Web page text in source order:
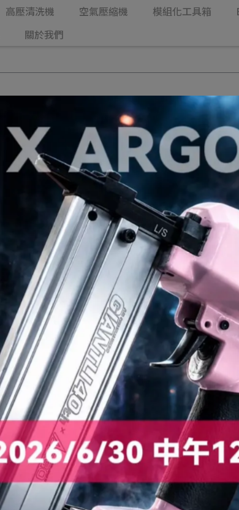
高壓清洗機 空氣壓縮機 模組化工具箱
關於我們
AOD 萬用
NT$299
Add to Wishlist
Specification